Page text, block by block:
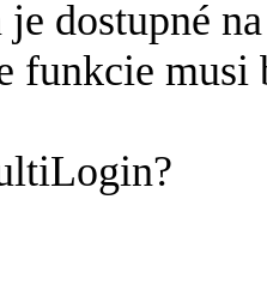
dostupné
funkcie